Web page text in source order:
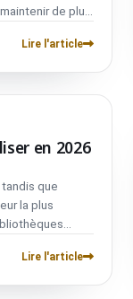
de plus
JavaScript pur
taille du
de vie
Lire l'article
en 2026
que
la plus
répétitif et
Lire l'article